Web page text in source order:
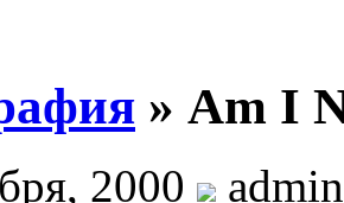
» Am I
2000
admin